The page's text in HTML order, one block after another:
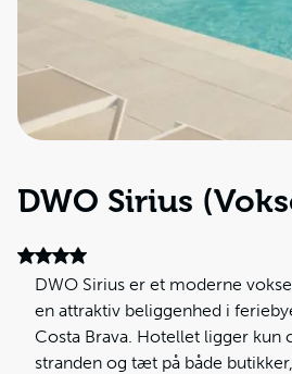
DWO Sirius
DWO Sirius er et moderne
en attraktiv beliggenhed i
Costa Brava. Hotellet ligger kun
stranden og tæt på både